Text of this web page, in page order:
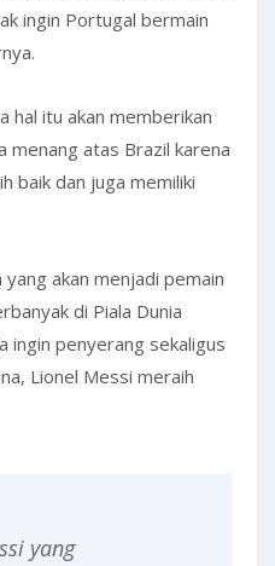
ingin Portugal bermain
hal itu akan memberikan
menang atas Brazil karena
baik dan juga memiliki
akan menjadi pemain
di Piala Dunia
ingin penyerang sekaligus
Lionel Messi meraih
yang